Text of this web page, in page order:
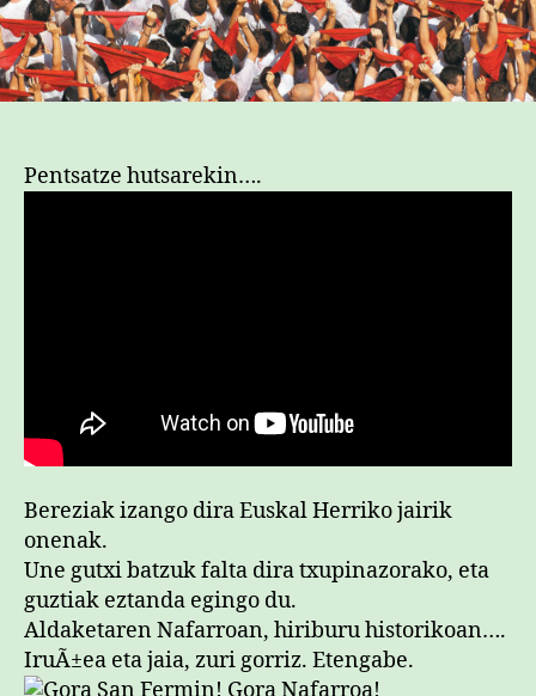
Pentsatze hutsarekin….
Bereziak izango dira Euskal Herriko jairik
onenak.
Une gutxi batzuk falta dira txupinazorako, eta
guztiak eztanda egingo du.
Aldaketaren Nafarroan, hiriburu historikoan….
IruÃ±ea eta jaia, zuri gorriz. Etengabe.